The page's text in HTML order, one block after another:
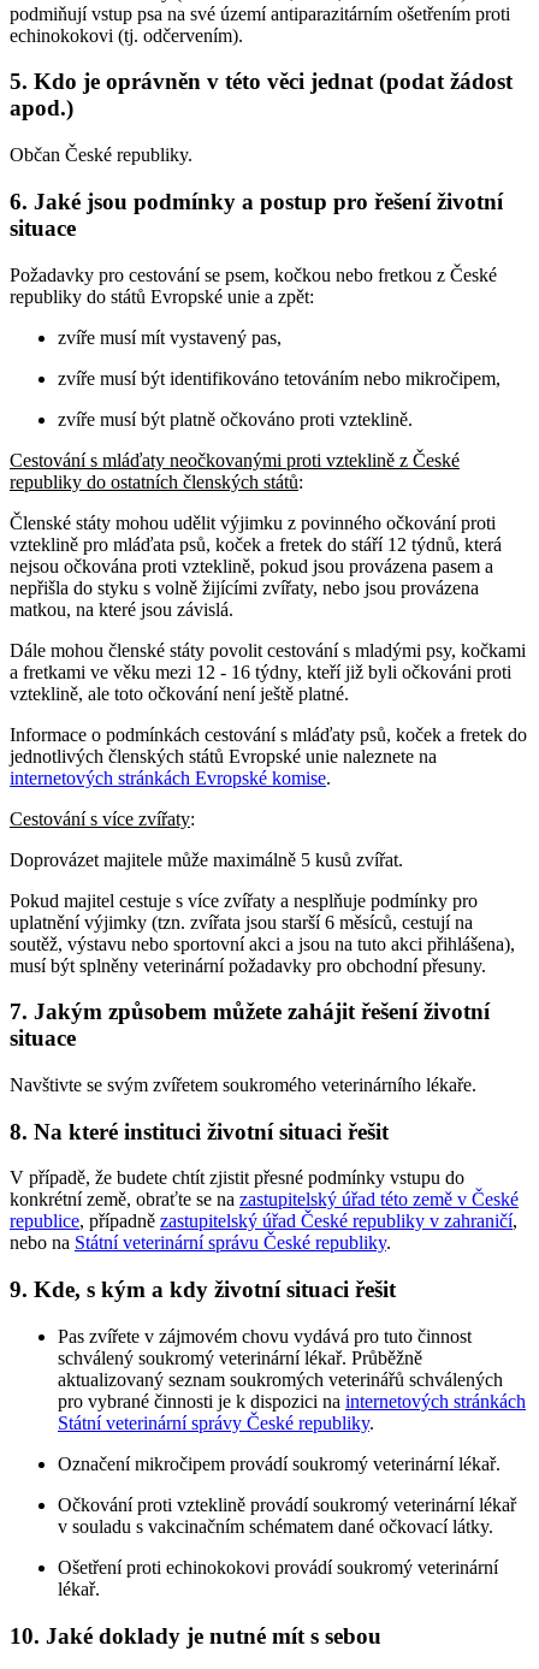
podmiňují vstup psa na své území antiparazitárním ošetřením proti
echinokokovi (tj. odčervením).
5. Kdo je oprávněn v této věci jednat (podat žádost
apod.)
Občan České republiky.
6. Jaké jsou podmínky a postup pro řešení životní
situace
Požadavky pro cestování se psem, kočkou nebo fretkou z České
republiky do států Evropské unie a zpět:
zvíře musí mít vystavený pas,
zvíře musí být identifikováno tetováním nebo mikročipem,
zvíře musí být platně očkováno proti vzteklině.
Cestování s mláďaty neočkovanými proti vzteklině z České
republiky do ostatních členských států:
Členské státy mohou udělit výjimku z povinného očkování proti
vzteklině pro mláďata psů, koček a fretek do stáří 12 týdnů, která
nejsou očkována proti vzteklině, pokud jsou provázena pasem a
nepřišla do styku s volně žijícími zvířaty, nebo jsou provázena
matkou, na které jsou závislá.
Dále mohou členské státy povolit cestování s mladými psy, kočkami
a fretkami ve věku mezi 12 - 16 týdny, kteří již byli očkováni proti
vzteklině, ale toto očkování není ještě platné.
Informace o podmínkách cestování s mláďaty psů, koček a fretek do
jednotlivých členských států Evropské unie naleznete na
internetových stránkách Evropské komise.
Cestování s více zvířaty:
Doprovázet majitele může maximálně 5 kusů zvířat.
Pokud majitel cestuje s více zvířaty a nesplňuje podmínky pro
uplatnění výjimky (tzn. zvířata jsou starší 6 měsíců, cestují na
soutěž, výstavu nebo sportovní akci a jsou na tuto akci přihlášena),
musí být splněny veterinární požadavky pro obchodní přesuny.
7. Jakým způsobem můžete zahájit řešení životní
situace
Navštivte se svým zvířetem soukromého veterinárního lékaře.
8. Na které instituci životní situaci řešit
V případě, že budete chtít zjistit přesné podmínky vstupu do
konkrétní země, obraťte se na zastupitelský úřad této země v České
republice, případně zastupitelský úřad České republiky v zahraničí,
nebo na Státní veterinární správu České republiky.
9. Kde, s kým a kdy životní situaci řešit
Pas zvířete v zájmovém chovu vydává pro tuto činnost
schválený soukromý veterinární lékař. Průběžně
aktualizovaný seznam soukromých veterinářů schválených
pro vybrané činnosti je k dispozici na internetových stránkách
Státní veterinární správy České republiky.
Označení mikročipem provádí soukromý veterinární lékař.
Očkování proti vzteklině provádí soukromý veterinární lékař
v souladu s vakcinačním schématem dané očkovací látky.
Ošetření proti echinokokovi provádí soukromý veterinární
lékař.
10. Jaké doklady je nutné mít s sebou